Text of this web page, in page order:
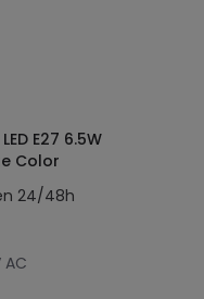
E27 6.5W
Color
24/48h